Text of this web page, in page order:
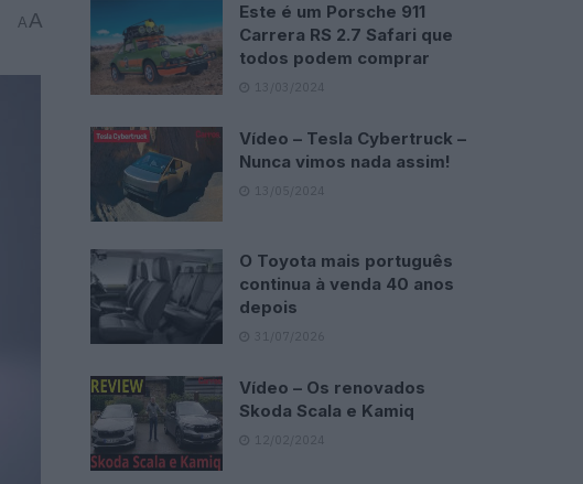
AA
Este é um Porsche 911
Carrera RS 2.7 Safari que
todos podem comprar
13/03/2024
Vídeo – Tesla Cybertruck –
Nunca vimos nada assim!
13/05/2024
O Toyota mais português
continua à venda 40 anos
depois
31/07/2026
Vídeo – Os renovados
Skoda Scala e Kamiq
12/02/2024